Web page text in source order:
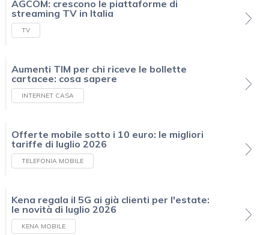
AGCOM: crescono le piattaforme di
streaming TV in Italia
TV
Aumenti TIM per chi riceve le bollette
cartacee: cosa sapere
INTERNET CASA
Offerte mobile sotto i 10 euro: le migliori
tariffe di luglio 2026
TELEFONIA MOBILE
Kena regala il 5G ai già clienti per l'estate:
le novità di luglio 2026
KENA MOBILE